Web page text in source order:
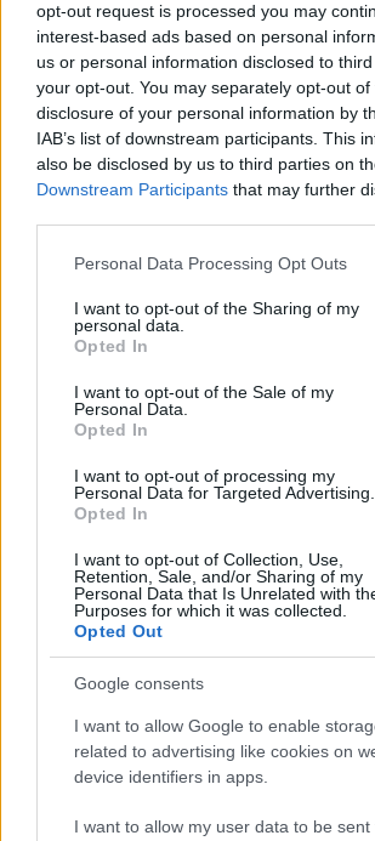
opt-out request is processed you may
interest-based ads based on personal
us or personal information disclosed to
your opt-out. You may separately opt-out
disclosure of your personal information by
IAB’s list of downstream participants. This
also be disclosed by us to third parties on
Downstream Participants that may further
Please note that this website/app uses one
not limited to your visit or usage behaviour.
grant or deny consent to Google and its
use your data for below specified purposes
consent section.
Personal Data Processing Opt Outs
I want to opt-out of the Sharing of my
personal data.
Opted In
I want to opt-out of the Sale of my
Personal Data.
Opted In
I want to opt-out of processing my
Personal Data for Targeted Advertising.
Opted In
I want to opt-out of Collection, Use,
Retention, Sale, and/or Sharing of my
Personal Data that Is Unrelated with
Purposes for which it was collected.
Opted Out
Google consents
I want to allow Google to enable
related to advertising like cookies on
device identifiers in apps.
I want to allow my user data to be sent
AUTORE
Staff
Continua a leggere